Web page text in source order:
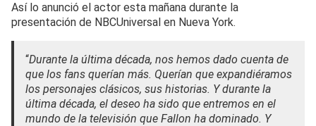
Así lo anunció el actor esta mañana durante la
presentación de NBCUniversal en Nueva York.
“Durante la última década, nos hemos dado cuenta de
que los fans querían más. Querían que expandiéramos
los personajes clásicos, sus historias. Y durante la
última década, el deseo ha sido que entremos en el
mundo de la televisión que Fallon ha dominado. Y